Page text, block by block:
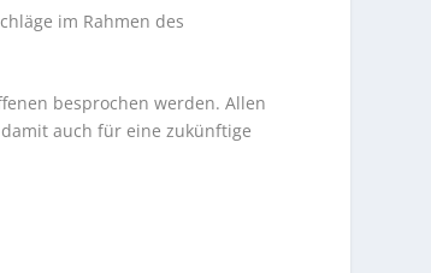
im Rahmen des
besprochen werden. Allen
auch für eine zukünftige